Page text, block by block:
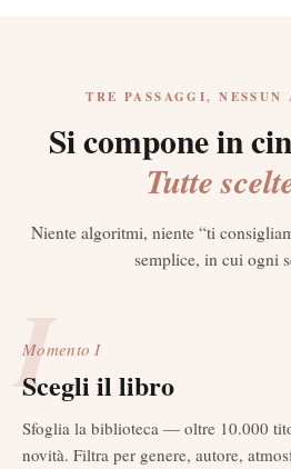
TRE PASSAGGI, NESSUN
Si compone in
Tutte
Niente algoritmi, niente “ti
semplice, in cui ogni
I
MomentoI
Scegli il libro
Sfoglia la biblioteca — oltre 10.000
novità. Filtra per genere, autore,